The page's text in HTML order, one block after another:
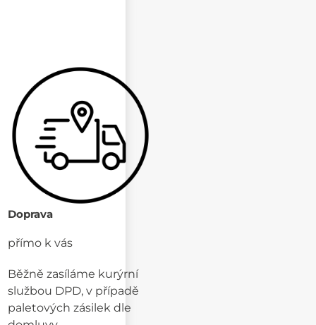
Doprava
přímo k vás
Běžně zasíláme kurýrní
službou DPD, v případě
paletových zásilek dle